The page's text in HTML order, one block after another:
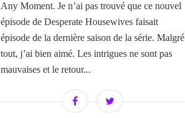
Any Moment. Je n’ai pas trouvé que ce nouvel
épisode de Desperate Housewives faisait
épisode de la dernière saison de la série. Malgré
tout, j’ai bien aimé. Les intrigues ne sont pas
mauvaises et le retour...